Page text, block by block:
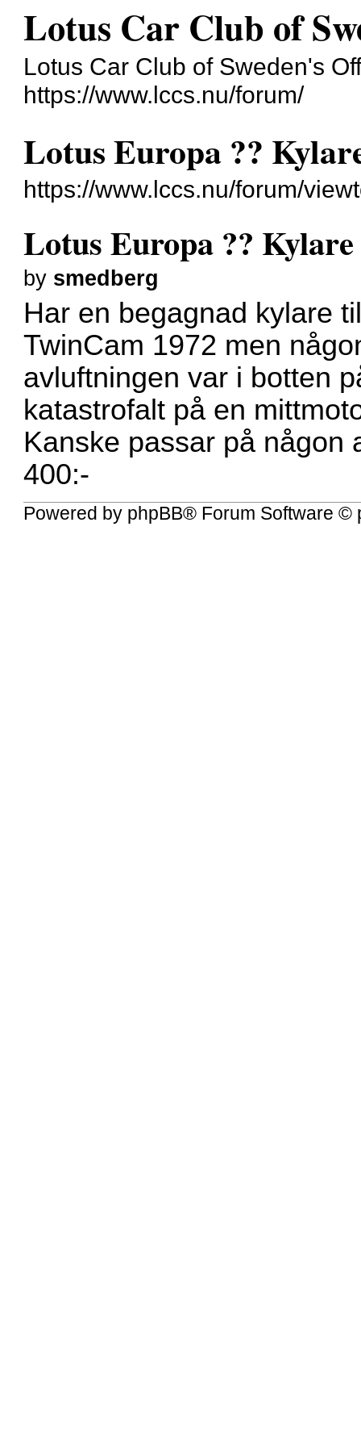
Lotus Car Club of
Lotus Car Club of Sweden's
https://www.lccs.nu/forum/
Lotus Europa ??
https://www.lccs.nu/forum/
Lotus Europa ?? Kylare
by smedberg
Har en begagnad kylare
TwinCam 1972 men
avluftningen var i botten
katastrofalt på en
Kanske passar på någon
400:-
Powered by phpBB® Forum Software ©